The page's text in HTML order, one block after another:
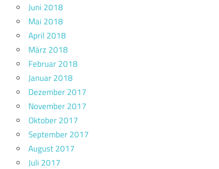
Juni 2018
Mai 2018
April 2018
März 2018
Februar 2018
Januar 2018
Dezember 2017
November 2017
Oktober 2017
September 2017
August 2017
Juli 2017